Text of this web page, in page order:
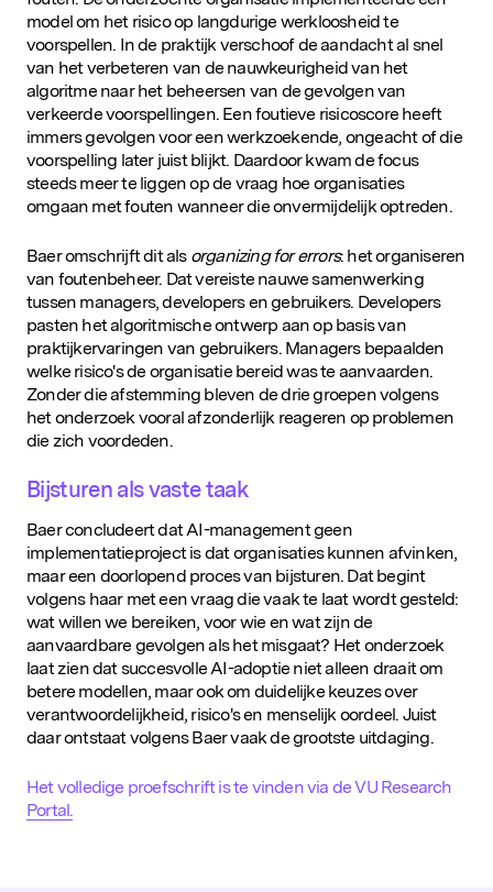
model om het risico op langdurige werkloosheid te
voorspellen. In de praktijk verschoof de aandacht al snel
van het verbeteren van de nauwkeurigheid van het
algoritme naar het beheersen van de gevolgen van
verkeerde voorspellingen. Een foutieve risicoscore heeft
immers gevolgen voor een werkzoekende, ongeacht of die
voorspelling later juist blijkt. Daardoor kwam de focus
steeds meer te liggen op de vraag hoe organisaties
omgaan met fouten wanneer die onvermijdelijk optreden.
Baer omschrijft dit als organizing for errors: het organiseren
van foutenbeheer. Dat vereiste nauwe samenwerking
tussen managers, developers en gebruikers. Developers
pasten het algoritmische ontwerp aan op basis van
praktijkervaringen van gebruikers. Managers bepaalden
welke risico's de organisatie bereid was te aanvaarden.
Zonder die afstemming bleven de drie groepen volgens
het onderzoek vooral afzonderlijk reageren op problemen
die zich voordeden.
Bijsturen als vaste taak
Baer concludeert dat AI-management geen
implementatieproject is dat organisaties kunnen afvinken,
maar een doorlopend proces van bijsturen. Dat begint
volgens haar met een vraag die vaak te laat wordt gesteld:
wat willen we bereiken, voor wie en wat zijn de
aanvaardbare gevolgen als het misgaat? Het onderzoek
laat zien dat succesvolle AI-adoptie niet alleen draait om
betere modellen, maar ook om duidelijke keuzes over
verantwoordelijkheid, risico's en menselijk oordeel. Juist
daar ontstaat volgens Baer vaak de grootste uitdaging.
Het volledige proefschrift is te vinden via de VU Research
Portal.